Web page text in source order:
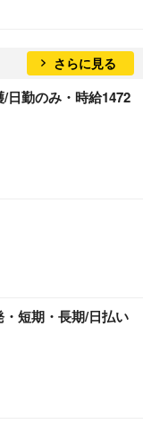
さらに見る
日勤のみ・時給1472
短期・長期/日払い